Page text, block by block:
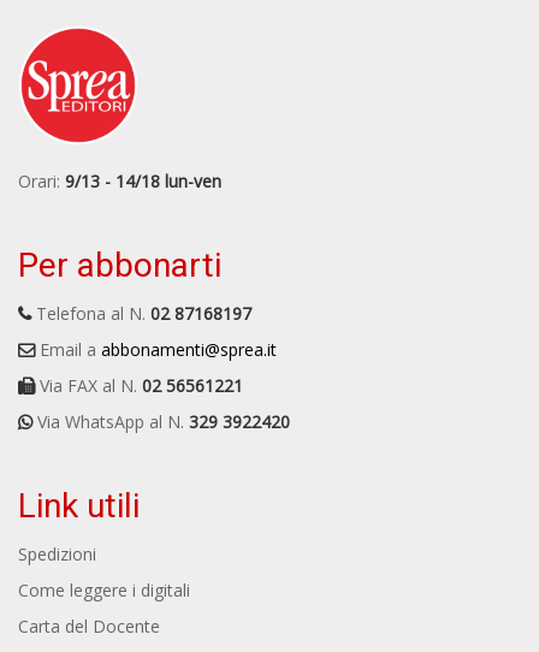
Orari: 9/13 - 14/18 lun-ven
Per abbonarti
Telefona al N. 02 87168197
Email a abbonamenti@sprea.it
Via FAX al N. 02 56561221
Via WhatsApp al N. 329 3922420
Link utili
Spedizioni
Come leggere i digitali
Carta del Docente